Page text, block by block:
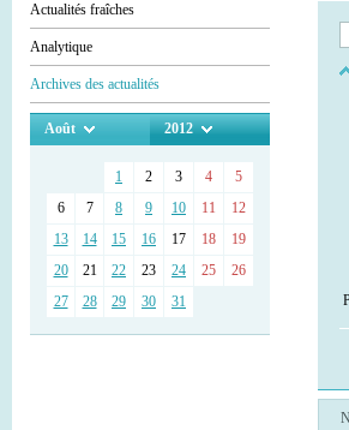
Actualités fraîches
Analytique
Archives des actualités
Août 2012
1 2 3 4
5
6
7 8 9 10 11
12
13
14 15 16 17 18
19
20
21 22 23 24 25
26
27
28 29 30 31